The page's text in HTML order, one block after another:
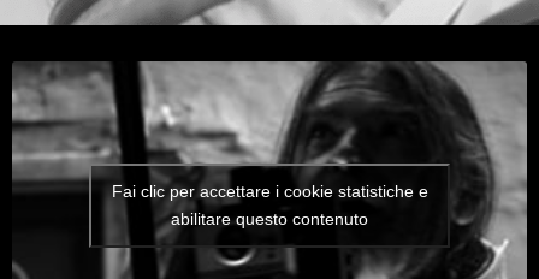
Fai clic per accettare i cookie statistiche e
abilitare questo contenuto